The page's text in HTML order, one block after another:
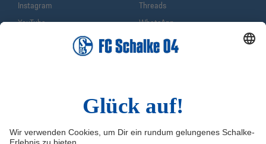
Service & Kontakt
Tickets
Instagram
Threads
YouTube
WhatsApp
Sina Weibo